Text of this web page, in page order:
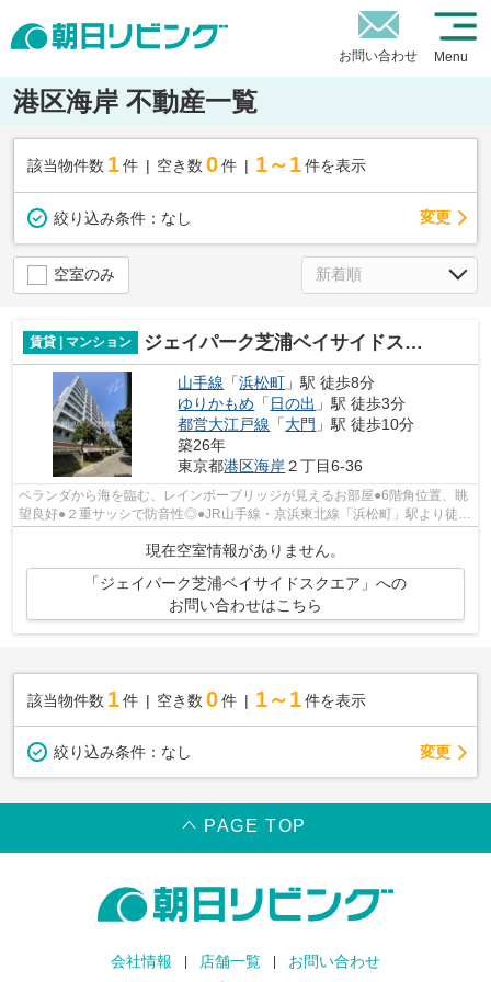
お問い合わせ Menu
港区海岸 不動産一覧
該当物件数 1件 空き数 0 件 1～1 件を表示
絞り込み条件： なし 変更
空室のみ
賃貸 | マンション ジェイパーク芝浦ベイサイドスクエア
山手線 「浜松町 」駅 徒歩8分
ゆりかもめ 「 日の出 」駅 徒歩3分
都営大江戸線 「大門 」駅 徒歩10分
築26年
東京都港区海岸２丁目6-36
ベランダから海を臨む、レインボーブリッジが見えるお部屋●6階角位置、眺
望良好●２重サッシで防音性◎●JR山手線・京浜東北線「浜松町」駅より徒歩
現在空室情報がありません。
「ジェイパーク芝浦ベイサイドスクエア」への
お問い合わせはこちら
該当物件数 1件 空き数 0 件 1～1 件を表示
絞り込み条件： なし 変更
PAGE TOP
会社情報 店舗一覧
お問い合わせ